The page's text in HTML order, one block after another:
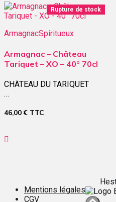
Rupture de stock
ArmagnacSpiritueux
Armagnac – Château
Tariquet – XO – 40° 70cl
CHÄTEAU DU TARIQUET
…
46,00€ TTC
Mentions légales
CGV